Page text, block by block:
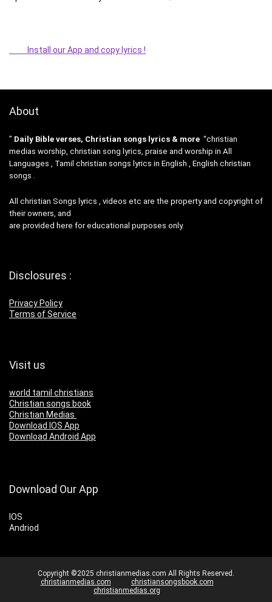
Install our App and copy lyrics !
About
” Daily Bible verses, Christian songs lyrics & more “christian
medias worship, christian song lyrics, praise and worship in All
Languages , Tamil christian songs lyrics in English , English christian
songs .
All christian Songs lyrics , videos etc are the property and copyright of
their owners, and
are provided here for educational purposes only.
Disclosures :
Privacy Policy
Terms of Service
Visit us
world tamil christians
Christian songs book
Christian Medias
Download IOS App
Download Android App
Download Our App
IOS
Andriod
Copyright ©2025 christianmedias.com All Rights Reserved.
christianmedias.com
christiansongsbook.com
christianmedias.org